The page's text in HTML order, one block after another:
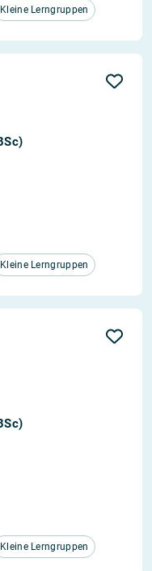
Kleine Lerngruppen
Kleine Lerngruppen
Kleine Lerngruppen